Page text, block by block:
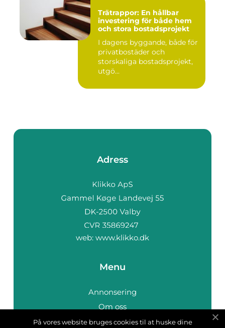
Trätrappor: En hållbar
investering för både hem
och stora bostadsprojekt
I dagens byggande, både för
privatbostäder och
storskaliga bostadsprojekt,
utgö...
Adress
web: www.klikko.dk
Menu
Annonsering
Om oss
Cookies
På vores website bruges cookies til at huske dine